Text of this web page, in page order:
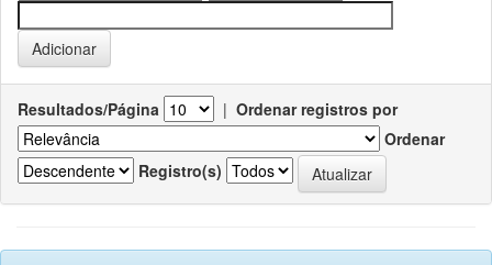
Resultados/Página | Ordenar registros por
Ordenar
Registro(s)